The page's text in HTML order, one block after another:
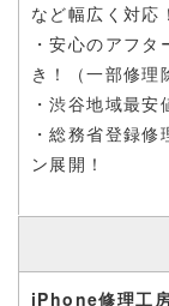
など幅広く対応！
・安心のアフ
き！（一部修理
・渋谷地域最安
・総務省登録
ン展開！
iPhone修理工